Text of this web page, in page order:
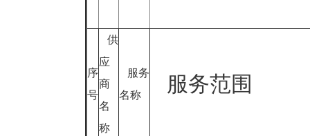
序
号
供
应
商
名
称
服务
名称
服务范围